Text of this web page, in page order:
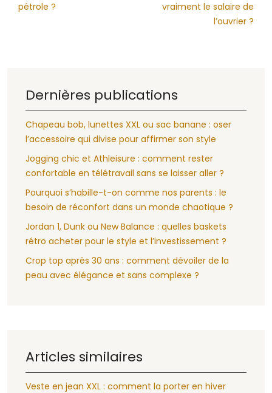
pétrole ?
vraiment le salaire de
l’ouvrier ?
Dernières publications
Chapeau bob, lunettes XXL ou sac banane : oser
l’accessoire qui divise pour affirmer son style
Jogging chic et Athleisure : comment rester
confortable en télétravail sans se laisser aller ?
Pourquoi s’habille-t-on comme nos parents : le
besoin de réconfort dans un monde chaotique ?
Jordan 1, Dunk ou New Balance : quelles baskets
rétro acheter pour le style et l’investissement ?
Crop top après 30 ans : comment dévoiler de la
peau avec élégance et sans complexe ?
Articles similaires
Veste en jean XXL : comment la porter en hiver